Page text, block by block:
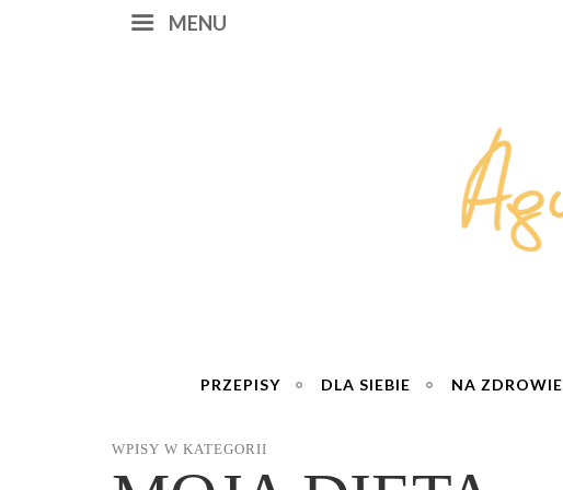
MENU
PRZEPISY DLA SIEBIE NA ZDROWIE
WPISY W KATEGORII